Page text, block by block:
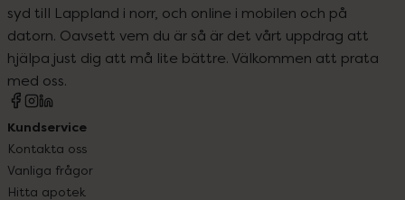
syd till Lappland i norr, och online i mobilen och på
datorn. Oavsett vem du är så är det vårt uppdrag att
hjälpa just dig att må lite bättre. Välkommen att prata
med oss.
Kundservice
Kontakta oss
Vanliga frågor
Hitta apotek